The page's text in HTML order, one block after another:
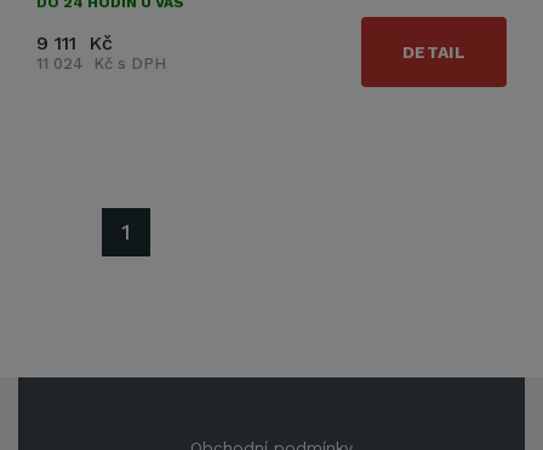
9 111 Kč
11 024 Kč s DPH
DETAIL
1